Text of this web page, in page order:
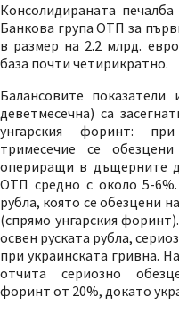
Консолидираната
Банкова група ОТП за
в размер на 2.2 млрд.
база почти четирикратно.
Балансовите
деветмесечна) са
унгарския форинт:
тримесечие се
опериращи в дъщерните
ОТП средно с около 5-
рубла, която се обезцени
(спрямо унгарския
освен руската рубла,
при украинската гривна.
отчита сериозно
форинт от 20%, докато